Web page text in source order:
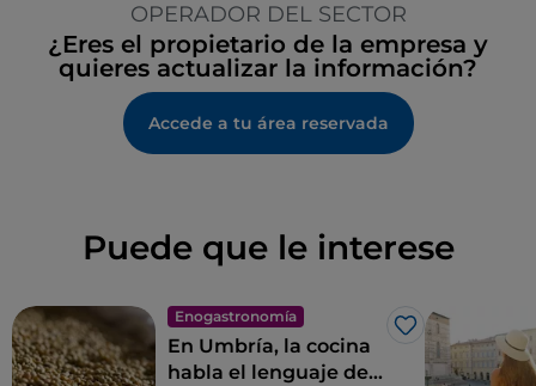
OPERADOR DEL SECTOR
¿Eres el propietario de la empresa y
quieres actualizar la información?
Accede a tu área reservada
Puede que le interese
Enogastronomía
Me gusta
En Umbría, la cocina
habla el lenguaje de